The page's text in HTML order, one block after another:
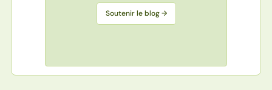
Soutenir le blog →